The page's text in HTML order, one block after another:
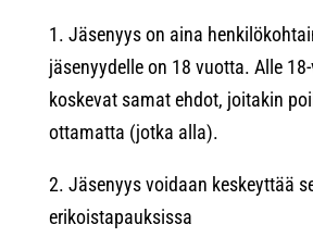
1. Jäsenyys on aina
jäsenyydelle on 18 vuotta. Alle
koskevat samat ehdot, joitakin
ottamatta (jotka alla).
2. Jäsenyys voidaan keskeyttää
erikoistapauksissa